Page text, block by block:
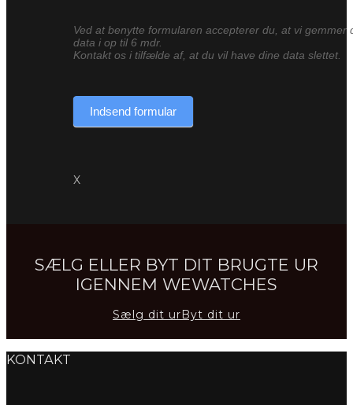
Ved at benytte formularen accepterer du, at vi gemmer
data i op til 6 mdr.
Kontakt os i tilfælde af, at du vil have dine data slettet.
Indsend formular
X
SÆLG ELLER BYT DIT BRUGTE UR
IGENNEM WEWATCHES
Sælg dit urByt dit ur
KONTAKT